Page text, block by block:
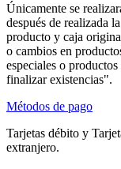
Únicamente se
después de realizada
producto y caja
o cambios en
especiales o
finalizar existencias".
Métodos de pago
Tarjetas débito y
extranjero.